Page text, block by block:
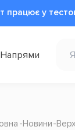
працює у
Напрями
Новини